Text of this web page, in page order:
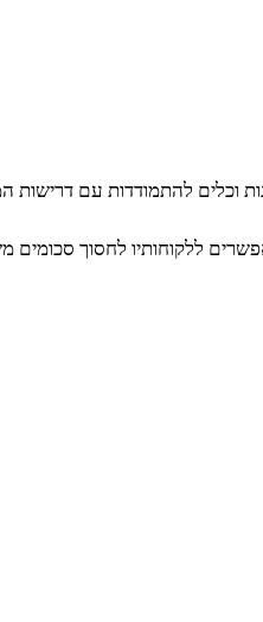
וכלים להתמודדות עם דרישות
שהוא מביא מאפשרים ללקוחותיו לחסוך